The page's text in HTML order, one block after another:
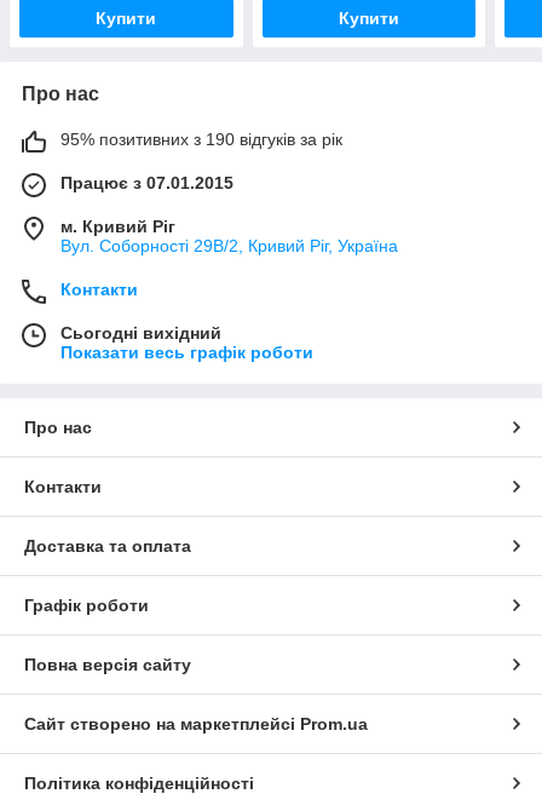
Купити Купити
Про нас
95% позитивних з 190 відгуків за рік
Працює з 07.01.2015
м. Кривий Ріг
Вул. Соборності 29В/2, Кривий Ріг, Україна
Контакти
Сьогодні вихідний
Показати весь графік роботи
Про нас
Контакти
Доставка та оплата
Графік роботи
Повна версія сайту
Сайт створено на маркетплейсі Prom.ua
Політика конфіденційності